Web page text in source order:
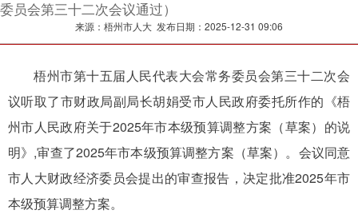
委员会第三十二次会议通过）
来源：梧州市人大 发布日期：2025-12-31 09:06
梧州市第十五届人民代表大会常务委员会第三十二次会
议听取了市财政局副局长胡娟受市人民政府委托所作的《梧
州市人民政府关于2025年市本级预算调整方案（草案）的说
明》,审查了2025年市本级预算调整方案（草案）。会议同意
市人大财政经济委员会提出的审查报告，决定批准2025年市
本级预算调整方案。